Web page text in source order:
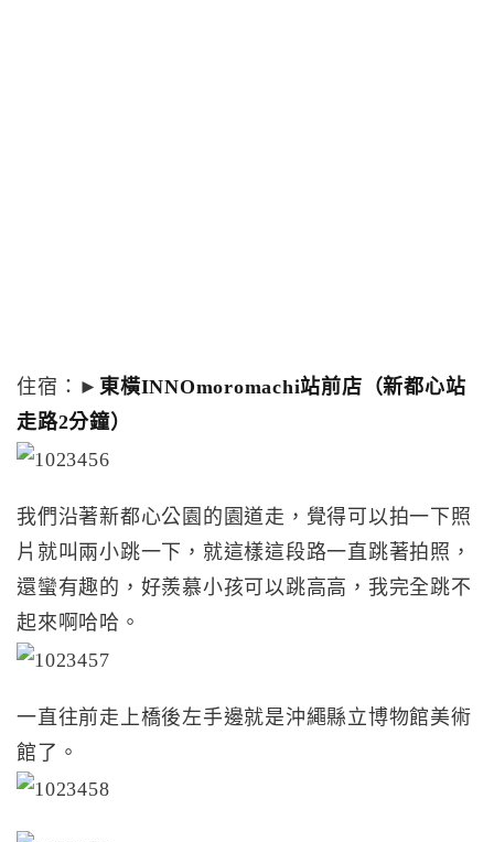
住宿：► 東橫INNOmoromachi站前店（新都心站
走路2分鐘）
我們沿著新都心公園的園道走，覺得可以拍一下照
片就叫兩小跳一下，就這樣這段路一直跳著拍照，
還蠻有趣的，好羨慕小孩可以跳高高，我完全跳不
起來啊哈哈。
一直往前走上橋後左手邊就是沖繩縣立博物館美術
館了。